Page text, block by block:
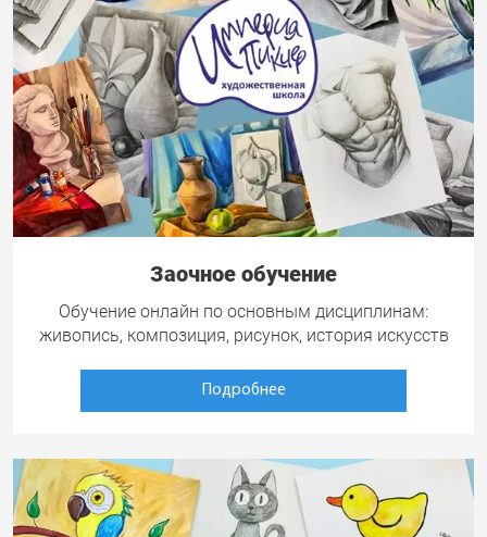
Заочное обучение
Обучение онлайн по основным дисциплинам:
живопись, композиция, рисунок, история искусств
Подробнее